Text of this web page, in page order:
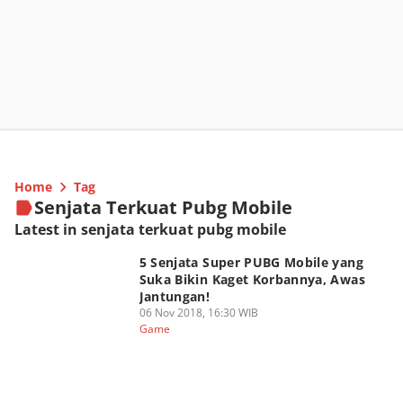
Home Tag
Senjata Terkuat Pubg Mobile
Latest in senjata terkuat pubg mobile
5 Senjata Super PUBG Mobile yang
Suka Bikin Kaget Korbannya, Awas
Jantungan!
06 Nov 2018, 16:30 WIB
Game